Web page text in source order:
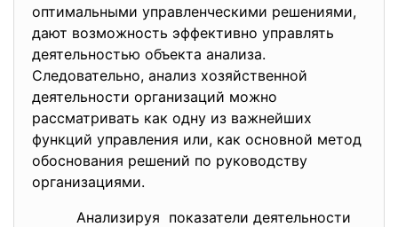
оптимальными управленческими решениями,
дают возможность эффективно управлять
деятельностью объекта анализа.
Следовательно, анализ хозяйственной
деятельности организаций можно
рассматривать как одну из важнейших
функций управления или, как основной метод
обоснования решений по руководству
организациями.
Анализируя показатели деятельности